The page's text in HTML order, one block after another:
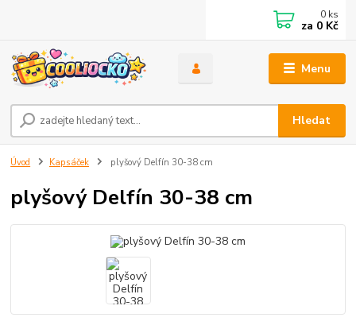
Menu
Hledat
0 ks
za 0 Kč
Úvod Kapsáček plyšový Delfín 30-38 cm
plyšový Delfín 30-38 cm